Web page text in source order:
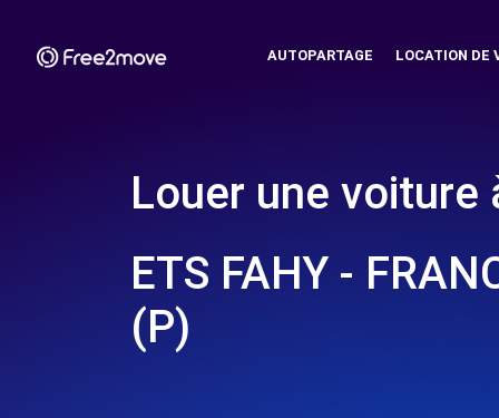
AUTOPARTAGE LOCATION DE
Louer une voiture
ETS FAHY -
(P)